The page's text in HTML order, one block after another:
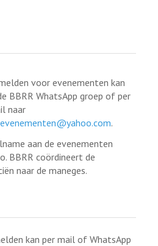
voor evenementen kan
BBRR WhatsApp groep of per
naar
.
aan de evenementen
BBRR coördineert de
naar de maneges.
kan per mail of WhatsApp